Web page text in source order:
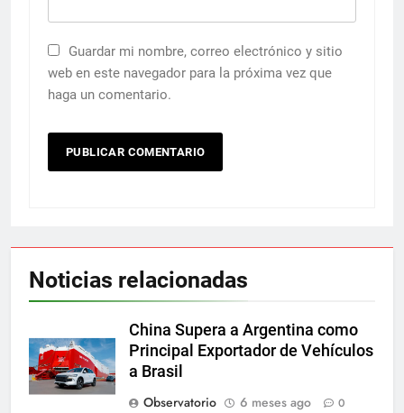
Guardar mi nombre, correo electrónico y sitio
web en este navegador para la próxima vez que
haga un comentario.
Noticias relacionadas
China Supera a Argentina como
Principal Exportador de Vehículos
a Brasil
Observatorio
6 meses ago 0